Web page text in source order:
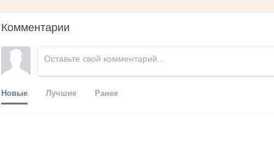
Комментарии
Новые Лучшие Ранее